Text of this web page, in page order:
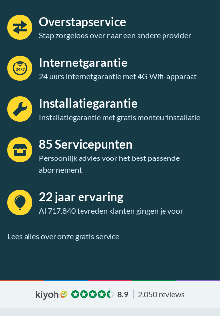
Overstapservice
Stap zorgeloos over naar een andere provider
Internetgarantie
24 uurs internetgarantie met 4G Wifi-apparaat
Installatiegarantie
Installatiegarantie met gratis monteurinstallatie
85 Servicepunten
Persoonlijk advies voor het best passende
abonnement
22 jaar ervaring
Al 717.840 tevreden klanten gingen je voor
Lees alles over onze gratis service
8.9 2.050 reviews